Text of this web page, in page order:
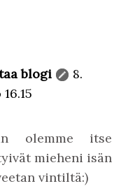
blogi
8.
olemme itse
mieheni isän
vintiltä:)